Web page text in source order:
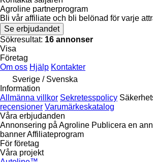
Agroline partnerprogram
Bli vår affiliate och bli belönad för varje
Se erbjudandet
Sökresultat: 16 annonser
Visa
Företag
Om oss Hjälp Kontakter
Sverige / Svenska
Information
Allmänna villkor Sekretesspolicy
recensioner Varumärkeskatalog
Våra erbjudanden
Annonsering på Agroline Publicera en
bannerAffiliateprogram
För företag
Våra projekt